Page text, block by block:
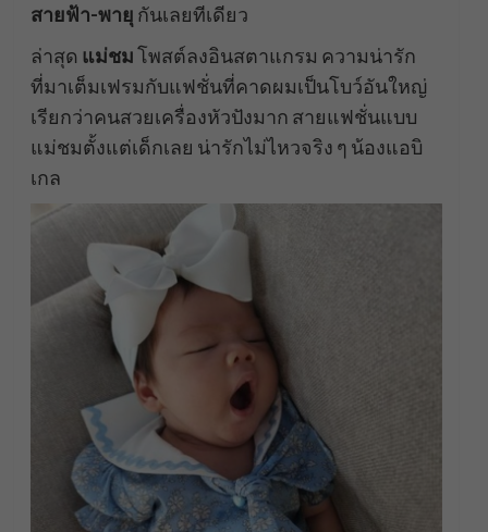
สายฟ้า-พายุ กันเลยทีเดียว
ล่าสุด แม่ชมโพสต์ลงอินสตาแกรม ความน่ารัก
ที่มาเต็มเฟรมกับแฟชั่นที่คาดผมเป็นโบว์อันใหญ่
เรียกว่าคนสวยเครื่องหัวปังมาก สายแฟชั่นแบบ
แม่ชมตั้งแต่เด็กเลย น่ารักไม่ไหวจริง ๆ น้องแอบิ
เกล